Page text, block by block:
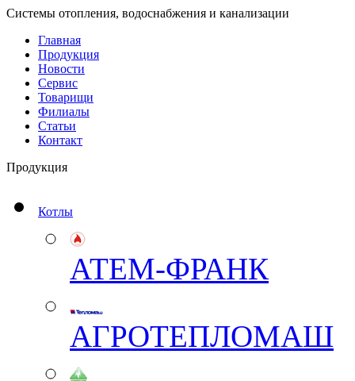
Системы отопления, водоснабжения и канализации
Главная
Продукция
Новости
Сервис
Товарищи
Филиалы
Статьи
Контакт
Продукция
Котлы
АТЕМ-ФРАНК
АГРОТЕПЛОМАШ